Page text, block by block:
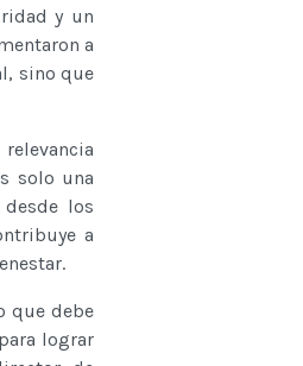
y un
a
sino que
solo una
los
a
que debe
lograr